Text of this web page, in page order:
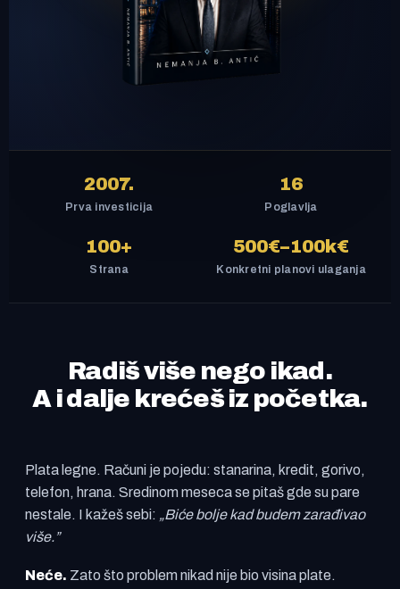
2007.
Prva investicija
16
Poglavlja
100+
Strana
500€–100k€
Konkretni planovi ulaganja
Radiš više nego ikad.
A i dalje krećeš iz početka.
Plata legne. Računi je pojedu: stanarina, kredit, gorivo,
telefon, hrana. Sredinom meseca se pitaš gde su pare
nestale. I kažeš sebi: „Biće bolje kad budem zarađivao
više.”
Neće. Zato što problem nikad nije bio visina plate.